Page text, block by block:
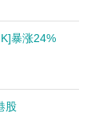
暴涨24%
股